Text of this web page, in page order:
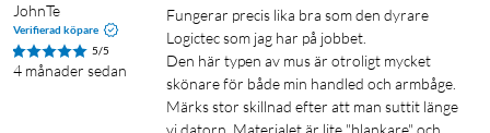
Mått: 120 x 77 x 73 mm
Batteri: Uppladdningsbart, upp till 3 månaders
batteritid
Material: 53 % återvunnen plast
Kompatibilitet: Windows 10/11, macOS 12–14, Chrome
JohnTe
Verifierad köpare
5/5
4 månader sedan
Fungerar precis lika bra som den dyrare
Logictec som jag har på jobbet.
Den här typen av mus är otroligt mycket
skönare för både min handled och armbåge.
Märks stor skillnad efter att man suttit länge